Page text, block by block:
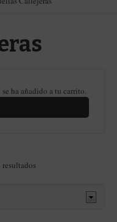
ha añadido a tu carrito.
Ordenado